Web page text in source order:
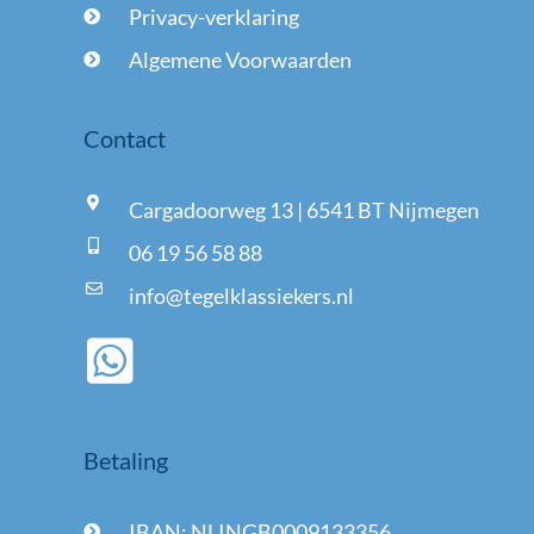
Privacy-verklaring
Algemene Voorwaarden
Contact
Cargadoorweg 13 | 6541 BT Nijmegen
06 19 56 58 88
info@tegelklassiekers.nl
Betaling